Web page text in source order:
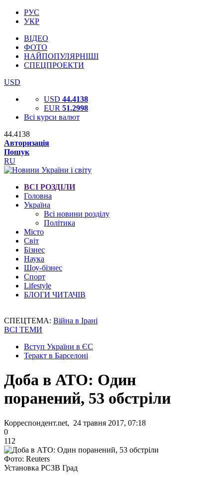
РУС
УКР
ВІДЕО
ФОТО
НАЙПОПУЛЯРНІШІ
СПЕЦПРОЕКТИ
USD
USD 44.4138
EUR 51.2998
Всі курси валют
44.4138
Авторизація
Пошук
RU
ВСІ РОЗДІЛИ
Головна
Україна
Всі новини розділу
Політика
Місто
Світ
Бізнес
Наука
Шоу-бізнес
Спорт
Lifestyle
БЛОГИ ЧИТАЧІВ
СПЕЦТЕМА: Війна в Ірані
ВСІ ТЕМИ
Вступ України в ЄС
Теракт в Барселоні
Доба в АТО: Один
поранений, 53 обстріли
Корреспондент.net, 24 травня 2017, 07:18
0
112
Фото: Reuters
Установка РСЗВ Град